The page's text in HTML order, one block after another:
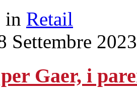
in Retail
Settembre
Gaer, i